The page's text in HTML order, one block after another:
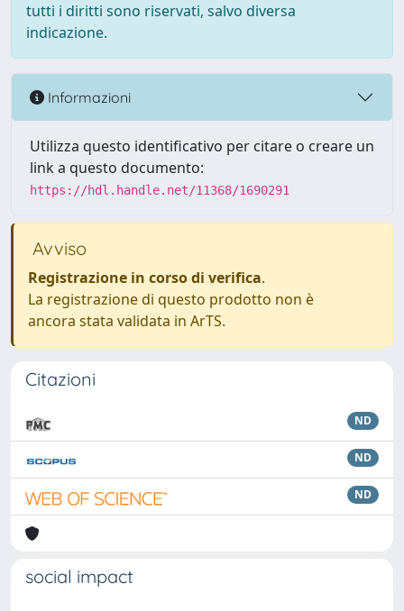
tutti i diritti sono riservati, salvo diversa
indicazione.
Informazioni
Utilizza questo identificativo per citare o creare un
link a questo documento:
https://hdl.handle.net/11368/1690291
Avviso
Registrazione in corso di verifica.
La registrazione di questo prodotto non è
ancora stata validata in ArTS.
Citazioni
ND
ND
ND
social impact